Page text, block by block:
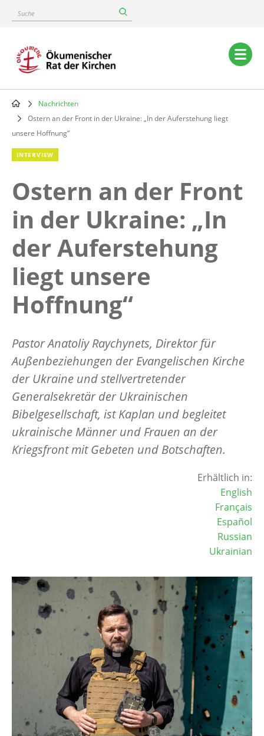
content
Suche
Main
navigation
Breadcrumb
Nachrichten
Ostern an der Front in der Ukraine: „In der Auferstehung liegt
unsere Hoffnung“
INTERVIEW
Ostern an der Front
in der Ukraine: „In
der Auferstehung
liegt unsere
Hoffnung“
Pastor Anatoliy Raychynets, Direktor für
Außenbeziehungen der Evangelischen Kirche
der Ukraine und stellvertretender
Generalsekretär der Ukrainischen
Bibelgesellschaft, ist Kaplan und begleitet
ukrainische Männer und Frauen an der
Kriegsfront mit Gebeten und Botschaften.
Erhältlich in:
English
Français
Español
Russian
Ukrainian
Image